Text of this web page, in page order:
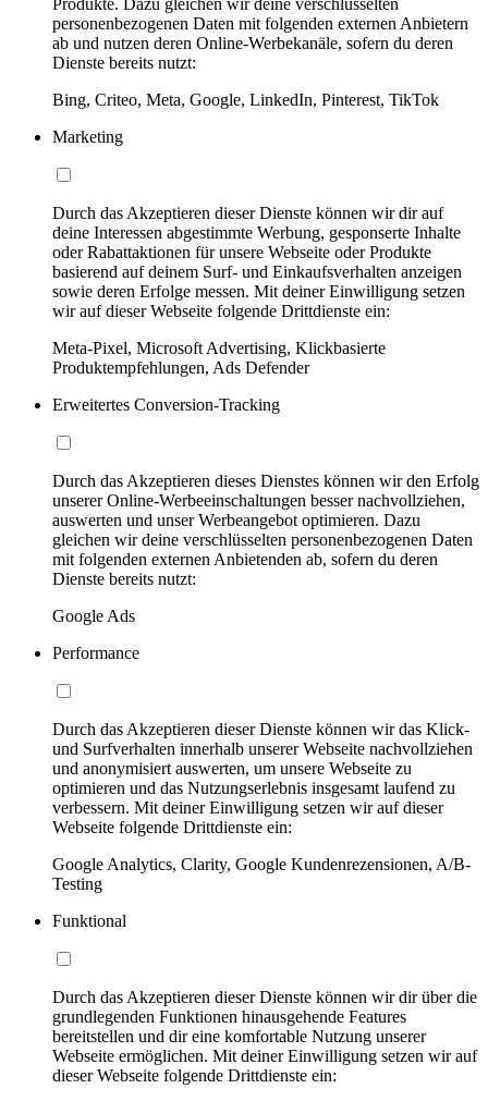
personenbezogenen Daten mit folgenden externen Anbietern
ab und nutzen deren Online-Werbekanäle, sofern du deren
Dienste bereits nutzt:
Bing, Criteo, Meta, Google, LinkedIn, Pinterest, TikTok
Marketing
Durch das Akzeptieren dieser Dienste können wir dir auf
deine Interessen abgestimmte Werbung, gesponserte Inhalte
oder Rabattaktionen für unsere Webseite oder Produkte
basierend auf deinem Surf- und Einkaufsverhalten anzeigen
sowie deren Erfolge messen. Mit deiner Einwilligung setzen
wir auf dieser Webseite folgende Drittdienste ein:
Meta-Pixel, Microsoft Advertising, Klickbasierte
Produktempfehlungen, Ads Defender
Erweitertes Conversion-Tracking
Durch das Akzeptieren dieses Dienstes können wir den Erfolg
unserer Online-Werbeeinschaltungen besser nachvollziehen,
auswerten und unser Werbeangebot optimieren. Dazu
gleichen wir deine verschlüsselten personenbezogenen Daten
mit folgenden externen Anbietenden ab, sofern du deren
Dienste bereits nutzt:
Google Ads
Performance
Durch das Akzeptieren dieser Dienste können wir das Klick-
und Surfverhalten innerhalb unserer Webseite nachvollziehen
und anonymisiert auswerten, um unsere Webseite zu
optimieren und das Nutzungserlebnis insgesamt laufend zu
verbessern. Mit deiner Einwilligung setzen wir auf dieser
Webseite folgende Drittdienste ein:
Google Analytics, Clarity, Google Kundenrezensionen, A/B-
Testing
Funktional
Durch das Akzeptieren dieser Dienste können wir dir über die
grundlegenden Funktionen hinausgehende Features
bereitstellen und dir eine komfortable Nutzung unserer
Webseite ermöglichen. Mit deiner Einwilligung setzen wir auf
dieser Webseite folgende Drittdienste ein: